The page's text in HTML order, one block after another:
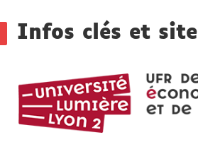
sections
la
fiche
Détails
Infos clés et